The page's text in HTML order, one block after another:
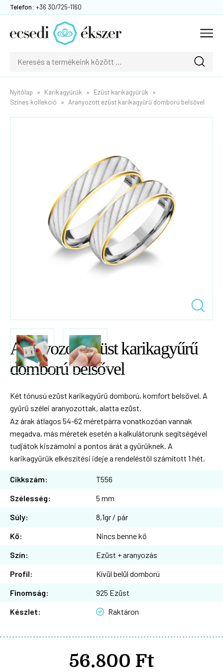
Telefon: +36 30/725-1160
Nyitólap Karikagyűrűk
Ezüst karikagyűrűk
Színes kollekció
Aranyozott ezüst karikagyűrű domború belsővel
Aranyozott ezüst karikagyűrű
domború belsővel
Két tónusú ezüst karikagyűrű domború, komfort belsővel. A
gyűrű szélei aranyozottak, alatta ezüst.
Az árak átlagos 54-62 méretpárra vonatkozóan vannak
megadva, más méretek esetén a kalkulátorunk segítségével
tudjátok kiszámolni a pontos árát a gyűrűknek. A
karikagyűrűk elkészítési ideje a rendeléstől számított 1 hét.
Cikkszám:
T556
Szélesség:
5 mm
Súly:
8,1gr / pár
Kő:
Nincs benne kő
Szín:
Ezüst + aranyozás
Profil:
Kívül belül domború
Finomság:
925 Ezüst
Készlet:
Raktáron
56.800 Ft